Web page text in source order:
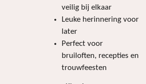
veilig bij elkaar
Leuke herinnering voor
later
Perfect voor
bruiloften, recepties en
trouwfeesten